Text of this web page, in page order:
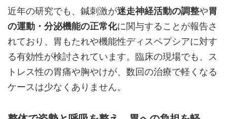
近年の研究でも、鍼刺激が迷走神経活動の調整や胃
の運動・分泌機能の正常化に関与することが報告さ
れており、胃もたれや機能性ディスペプシアに対す
る有効性が検討されています。臨床の現場でも、ス
トレス性の胃痛や胸やけが、数回の治療で軽くなる
ケースは少なくありません。